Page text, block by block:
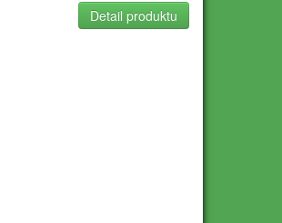
Detail produktu